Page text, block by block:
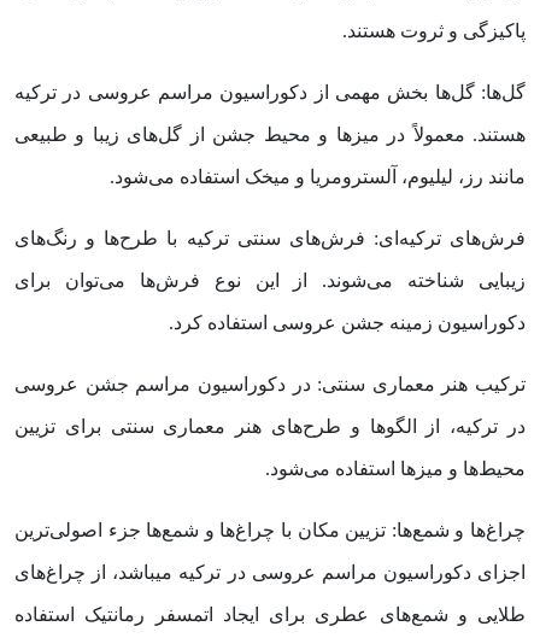
پاکیزگی و ثروت هستند.
گل‌ها: گل‌ها بخش مهمی از دکوراسیون مراسم عروسی در ترکیه
هستند. معمولاً در میزها و محیط جشن از گل‌های زیبا و طبیعی
مانند رز، لیلیوم، آلسترومریا و میخک استفاده می‌شود.
فرش‌های ترکیه‌ای: فرش‌های سنتی ترکیه با طرح‌ها و رنگ‌های
زیبایی شناخته می‌شوند. از این نوع فرش‌ها می‌توان برای
دکوراسیون زمینه جشن عروسی استفاده کرد.
ترکیب هنر معماری سنتی: در دکوراسیون مراسم جشن عروسی
در ترکیه، از الگوها و طرح‌های هنر معماری سنتی برای تزیین
محیط‌ها و میزها استفاده می‌شود.
چراغ‌ها و شمع‌ها: تزیین مکان با چراغ‌ها و شمع‌ها جزء اصولی‌ترین
اجزای دکوراسیون مراسم عروسی در ترکیه میباشد، از چراغ‌های
طلایی و شمع‌های عطری برای ایجاد اتمسفر رمانتیک استفاده